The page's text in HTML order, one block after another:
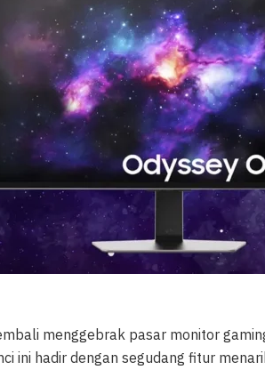
menggebrak pasar monitor
ini hadir dengan segudang fitur